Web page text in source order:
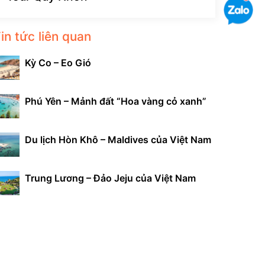
tức liên quan
Kỳ Co – Eo Gió
Phú Yên – Mảnh đất “Hoa vàng cỏ xanh”
Du lịch Hòn Khô – Maldives của Việt Nam
Trung Lương – Đảo Jeju của Việt Nam